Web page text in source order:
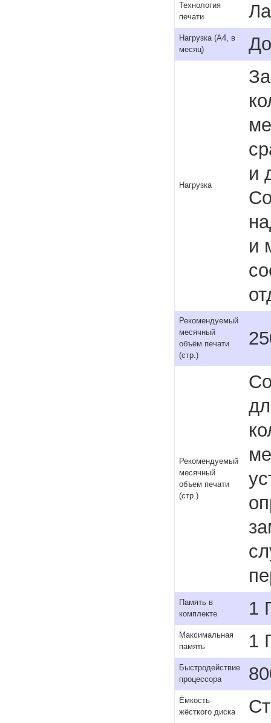
Технология
печати
Нагрузка (А4, в
месяц)
Нагрузка
и
и
Рекомендуемый
месячный
объём печати
(стр.)
Рекомендуемый
месячный
объем печати
(стр.)
Память в
комплекте
1
Максимальная
память
1
Быстродействие
процессора
Ёмкость
жёсткого диска